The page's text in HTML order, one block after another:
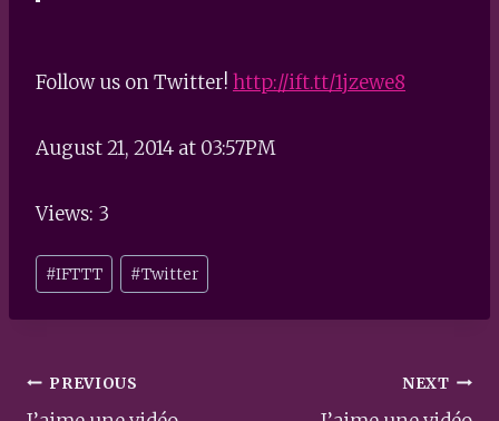
Follow us on Twitter! http://ift.tt/1jzewe8
August 21, 2014 at 03:57PM
Views: 3
Post
Tags:
#IFTTT #Twitter
Post
PREVIOUS NEXT